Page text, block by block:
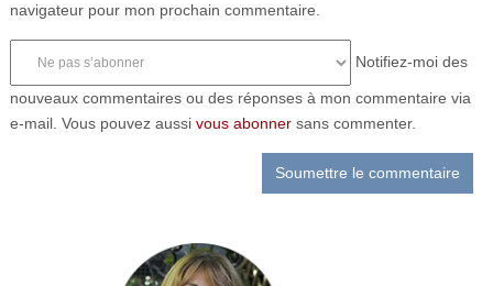
navigateur pour mon prochain commentaire.
Notifiez-moi des
nouveaux commentaires ou des réponses à mon commentaire via
e-mail. Vous pouvez aussi vous abonnersans commenter.